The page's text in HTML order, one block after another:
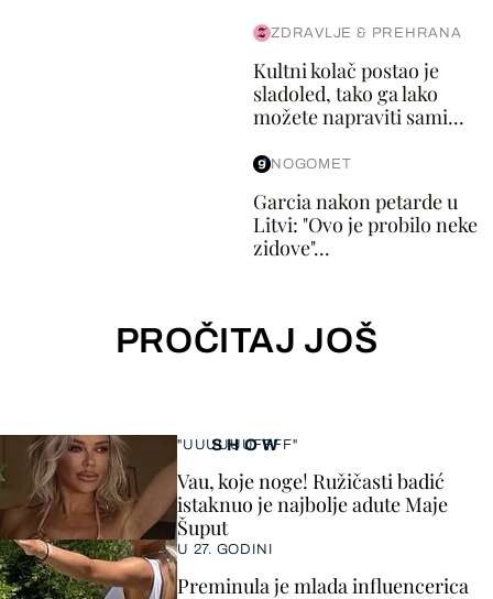
ZDRAVLJE & PREHRANA
Kultni kolač postao je
sladoled, tako ga lako
možete napraviti sami...
NOGOMET
Garcia nakon petarde u
Litvi: "Ovo je probilo neke
zidove"...
PROČITAJ JOŠ
SHOW
"UUUUUUFFFF"
Vau, koje noge! Ružičasti badić
istaknuo je najbolje adute Maje
Šuput
U 27. GODINI
Preminula je mlada influencerica